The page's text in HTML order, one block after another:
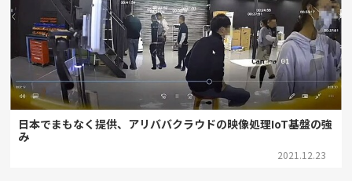
日本でまもなく提供、アリババクラウドの映像処理IoT基盤の強
み
2021.12.23